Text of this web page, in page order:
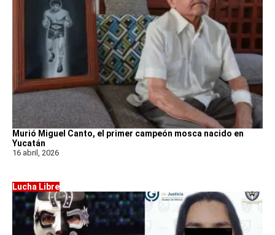
Murió Miguel Canto, el primer campeón mosca nacido en
Yucatán
16 abril, 2026
Lucha Libre